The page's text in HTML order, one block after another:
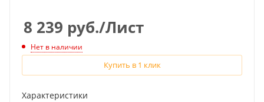
8 239 руб./Лист
Нет в наличии
Купить в 1 клик
Характеристики